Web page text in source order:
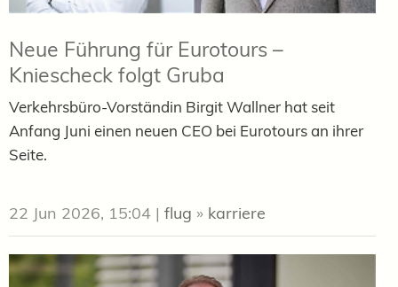
Neue Führung für Eurotours –
Kniescheck folgt Gruba
Verkehrsbüro-Vorständin Birgit Wallner hat seit
Anfang Juni einen neuen CEO bei Eurotours an ihrer
Seite.
22 Jun 2026, 15:04 | flug » karriere